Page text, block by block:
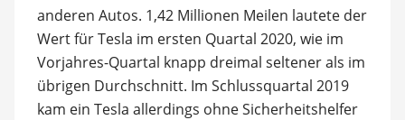
anderen Autos. 1,42 Millionen Meilen lautete der
Wert für Tesla im ersten Quartal 2020, wie im
Vorjahres-Quartal knapp dreimal seltener als im
übrigen Durchschnitt. Im Schlussquartal 2019
kam ein Tesla allerdings ohne Sicherheitshelfer